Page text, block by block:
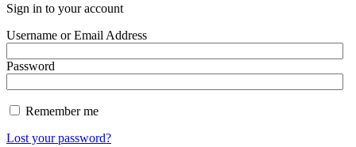
Sign in to your account
Username or Email Address
Password
Remember me
Lost your password?